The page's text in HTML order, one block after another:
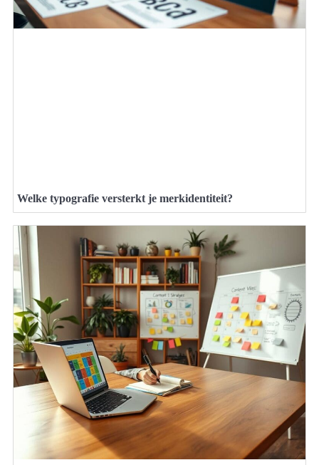
Welke typografie versterkt je merkidentiteit?